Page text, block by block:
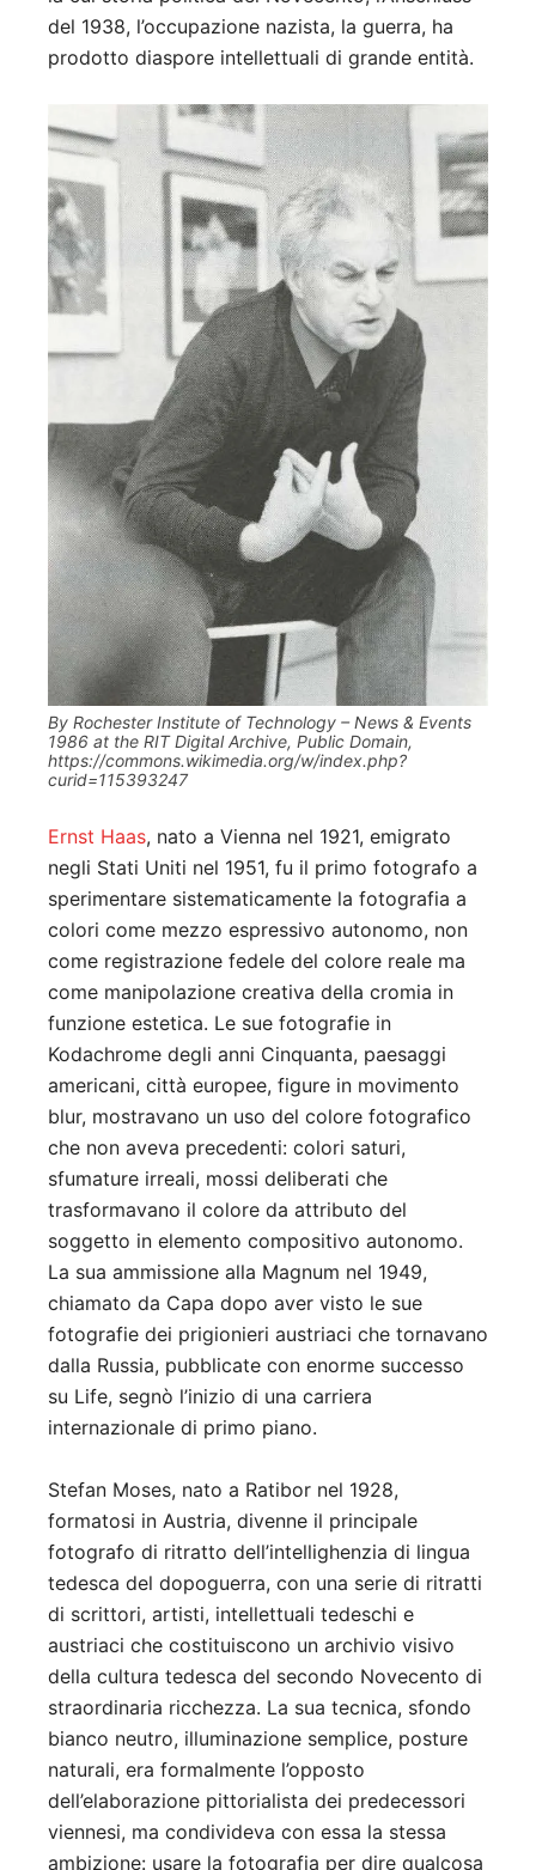
del 1938, l’occupazione nazista, la guerra, ha
prodotto diaspore intellettuali di grande entità.
By Rochester Institute of Technology – News & Events
1986 at the RIT Digital Archive, Public Domain,
https://commons.wikimedia.org/w/index.php?
curid=115393247
Ernst Haas, nato a Vienna nel 1921, emigrato
negli Stati Uniti nel 1951, fu il primo fotografo a
sperimentare sistematicamente la fotografia a
colori come mezzo espressivo autonomo, non
come registrazione fedele del colore reale ma
come manipolazione creativa della cromia in
funzione estetica. Le sue fotografie in
Kodachrome degli anni Cinquanta, paesaggi
americani, città europee, figure in movimento
blur, mostravano un uso del colore fotografico
che non aveva precedenti: colori saturi,
sfumature irreali, mossi deliberati che
trasformavano il colore da attributo del
soggetto in elemento compositivo autonomo.
La sua ammissione alla Magnum nel 1949,
chiamato da Capa dopo aver visto le sue
fotografie dei prigionieri austriaci che tornavano
dalla Russia, pubblicate con enorme successo
su Life, segnò l’inizio di una carriera
internazionale di primo piano.
Stefan Moses, nato a Ratibor nel 1928,
formatosi in Austria, divenne il principale
fotografo di ritratto dell’intellighenzia di lingua
tedesca del dopoguerra, con una serie di ritratti
di scrittori, artisti, intellettuali tedeschi e
austriaci che costituiscono un archivio visivo
della cultura tedesca del secondo Novecento di
straordinaria ricchezza. La sua tecnica, sfondo
bianco neutro, illuminazione semplice, posture
naturali, era formalmente l’opposto
dell’elaborazione pittorialista dei predecessori
viennesi, ma condivideva con essa la stessa
ambizione: usare la fotografia per dire qualcosa